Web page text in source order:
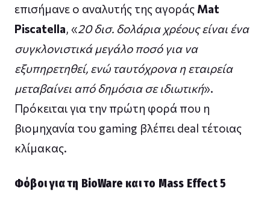
επισήμανε ο αναλυτής της αγοράς Mat
Piscatella, «20 δισ. δολάρια χρέους είναι ένα
συγκλονιστικά μεγάλο ποσό για να
εξυπηρετηθεί, ενώ ταυτόχρονα η εταιρεία
μεταβαίνει από δημόσια σε ιδιωτική».
Πρόκειται για την πρώτη φορά που η
βιομηχανία του gaming βλέπει deal τέτοιας
κλίμακας.
Φόβοι για τη BioWare και το Mass Effect 5